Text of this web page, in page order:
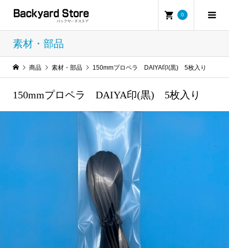
0
素材・部品
商品 素材・部品 150mmプロペラ DAIYA印(黒) 5枚入り
150mmプロペラ DAIYA印(黒) 5枚入り